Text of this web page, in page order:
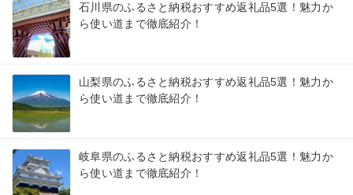
石川県のふるさと納税おすすめ返礼品5選！魅力か
ら使い道まで徹底紹介！
山梨県のふるさと納税おすすめ返礼品5選！魅力か
ら使い道まで徹底紹介！
岐阜県のふるさと納税おすすめ返礼品5選！魅力か
ら使い道まで徹底紹介！